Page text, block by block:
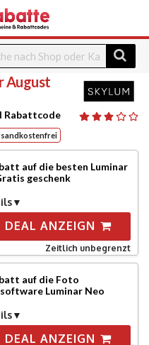
August
Rabattcode
auf die besten Luminar
geschenk
DEAL ANZEIGN
Zeitlich unbegrenzt
auf die Foto
Luminar Neo
DEAL ANZEIGN